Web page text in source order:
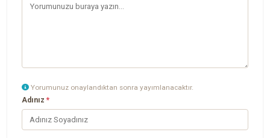
Yorumunuz onaylandıktan sonra yayımlanacaktır.
Adınız*